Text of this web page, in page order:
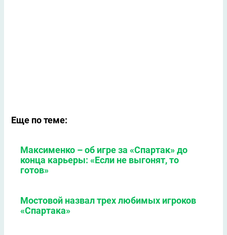
Еще по теме:
Максименко – об игре за «Спартак» до
конца карьеры: «Если не выгонят, то
готов»
Мостовой назвал трех любимых игроков
«Спартака»